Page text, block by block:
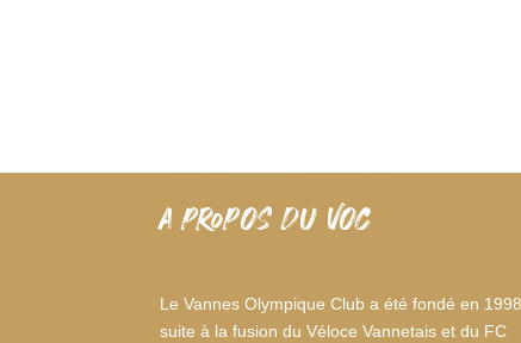
A PROPOS DU VOC
Le Vannes Olympique Club a été fondé en 1998
suite à la fusion du Véloce Vannetais et du FC